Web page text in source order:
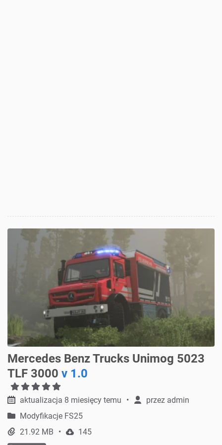
Mercedes Benz Trucks Unimog 5023
TLF 3000 v 1.0
aktualizacja 8 miesięcy temu przez admin
Modyfikacje FS25
21.92 MB
145